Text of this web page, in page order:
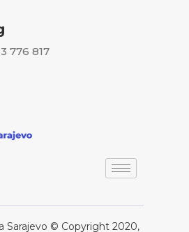
776 817
Sarajevo © Copyright 2020,